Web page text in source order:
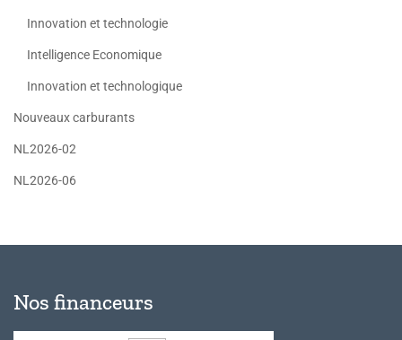
Innovation et technologie
Intelligence Economique
Innovation et technologique
Nouveaux carburants
NL2026-02
NL2026-06
Nos financeurs